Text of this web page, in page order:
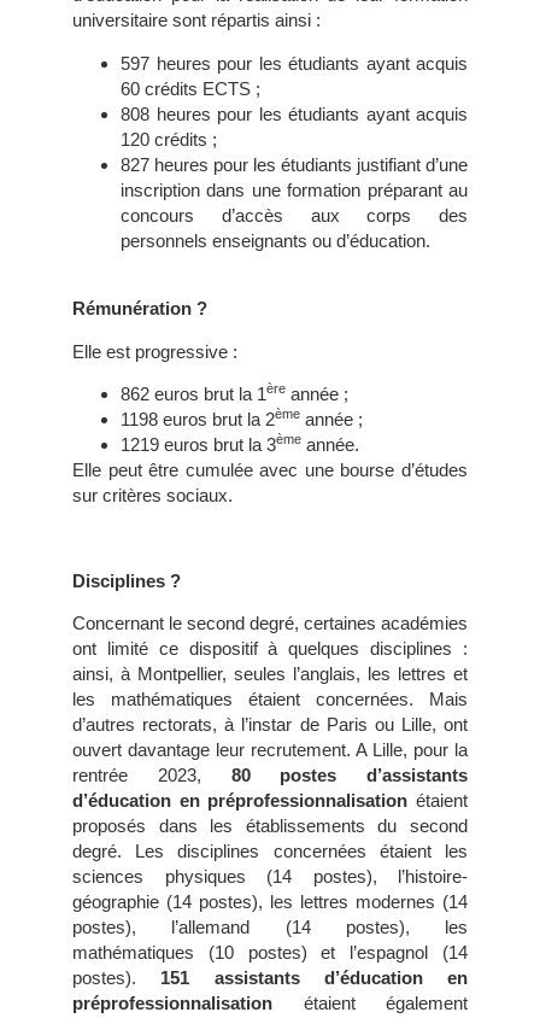
universitaire sont répartis ainsi :
597 heures pour les étudiants ayant acquis
60 crédits ECTS ;
808 heures pour les étudiants ayant acquis
120 crédits ;
827 heures pour les étudiants justifiant d’une
inscription dans une formation préparant au
concours d’accès aux corps des
personnels enseignants ou d’éducation.
Rémunération ?
Elle est progressive :
862 euros brut la 1ère année ;
1198 euros brut la 2ème année ;
1219 euros brut la 3ème année.
Elle peut être cumulée avec une bourse d’études
sur critères sociaux.
Disciplines ?
Concernant le second degré, certaines académies
ont limité ce dispositif à quelques disciplines :
ainsi, à Montpellier, seules l’anglais, les lettres et
les mathématiques étaient concernées. Mais
d’autres rectorats, à l’instar de Paris ou Lille, ont
ouvert davantage leur recrutement. A Lille, pour la
rentrée 2023, 80 postes d’assistants
d’éducation en préprofessionnalisation étaient
proposés dans les établissements du second
degré. Les disciplines concernées étaient les
sciences physiques (14 postes), l’histoire-
géographie (14 postes), les lettres modernes (14
postes), l’allemand (14 postes), les
mathématiques (10 postes) et l’espagnol (14
postes). 151 assistants d’éducationen
préprofessionnalisation étaient également